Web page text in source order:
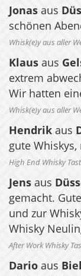
Jonas aus
schönen
Whisk(e)y aus aller
Klaus aus
extrem
Wir hatten
Whisk(e)y aus aller
Hendrik aus
gute Whiskys,
High End Whisky
Jens aus
gemacht.
und zur
Whisky
After Work Whisky
Dario aus